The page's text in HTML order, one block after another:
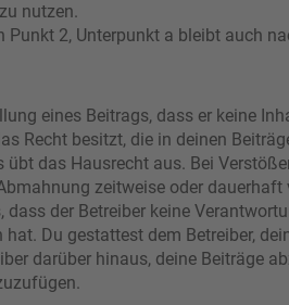
nutzen.
Punkt 2, Unterpunkt a bleibt auch
eines Beitrags, dass er keine
Recht besitzt, die in deinen
übt das Hausrecht aus. Bei
zeitweise oder
dass der Betreiber keine
Du gestattest dem Betreiber,
darüber hinaus, deine Beiträge